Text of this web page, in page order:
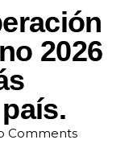
2026
Comments